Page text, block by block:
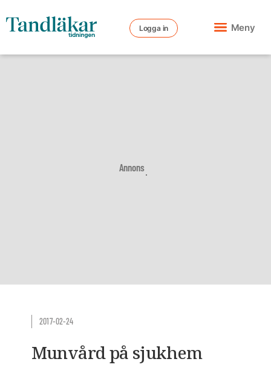
Logga in Meny
Annons
2017-02-24
Munvård på sjukhem